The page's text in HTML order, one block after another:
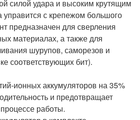
силой удара и высоким крутящим
управится с крепежом большого
предназначен для сверления
материалах, а также для
шурупов, саморезов и
соответствующих бит).
ионных аккумуляторов на 35%
и предотвращает
работы.